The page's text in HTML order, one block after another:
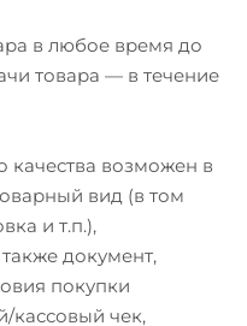
в любое время до
товара — в течение
качества возможен в
вид (в том
и т.п.),
документ,
покупки
кассовый чек,